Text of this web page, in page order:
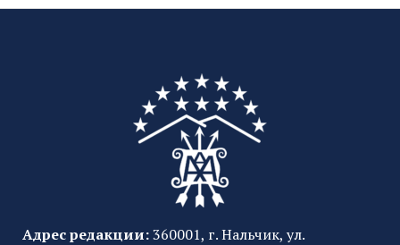
Адрес редакции:360001, г. Нальчик, ул.